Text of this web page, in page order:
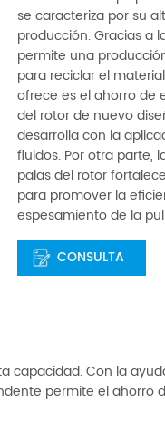
se caracteriza por su
producción. Gracias a
permite una
para reciclar el
ofrece es el ahorro de
del rotor de nuevo
desarrolla con la
fluidos. Por otra parte,
palas del rotor
para promover la
espesamiento de la
CONSULTA
capacidad. Con la
permite el ahorro